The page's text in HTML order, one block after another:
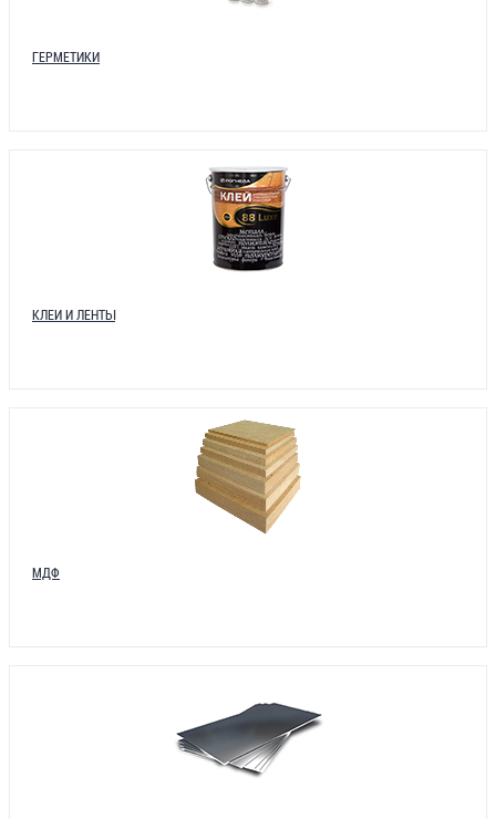
ГЕРМЕТИКИ
КЛЕИ И ЛЕНТЫ
МДФ